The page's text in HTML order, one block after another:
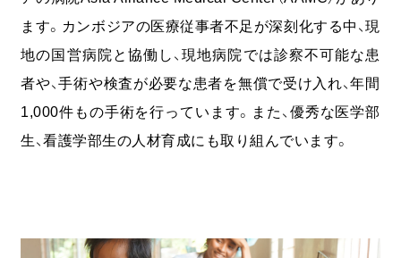
ます。カンボジアの医療従事者不足が深刻化する中、現
地の国営病院と協働し、現地病院では診察不可能な患
者や、手術や検査が必要な患者を無償で受け入れ、年間
1,000件もの手術を行っています。また、優秀な医学部
生、看護学部生の人材育成にも取り組んでいます。